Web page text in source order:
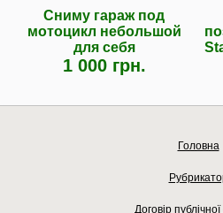
Сниму гараж под
мотоцикл небольшой
для себя
1 000 грн.
Головна
Договір